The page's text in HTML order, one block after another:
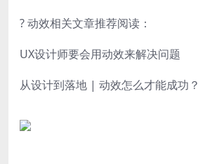
? 动效相关文章推荐阅读：
UX设计师要会用动效来解决问题
从设计到落地 | 动效怎么才能成功？